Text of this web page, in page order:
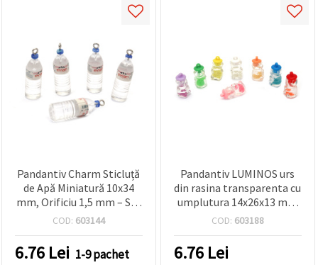
Pandantiv Charm Sticluță
de Apă Miniatură 10x34
mm, Orificiu 1,5 mm – Set
5 buc.
COD: 603144
6.76 Lei 1-9 pachet
Pandantiv LUMINOS urs
din rasina transparenta cu
umplutura 14x26x13 mm
gaura 2 mm MIX culori - 5
COD: 603188
6.76 Lei